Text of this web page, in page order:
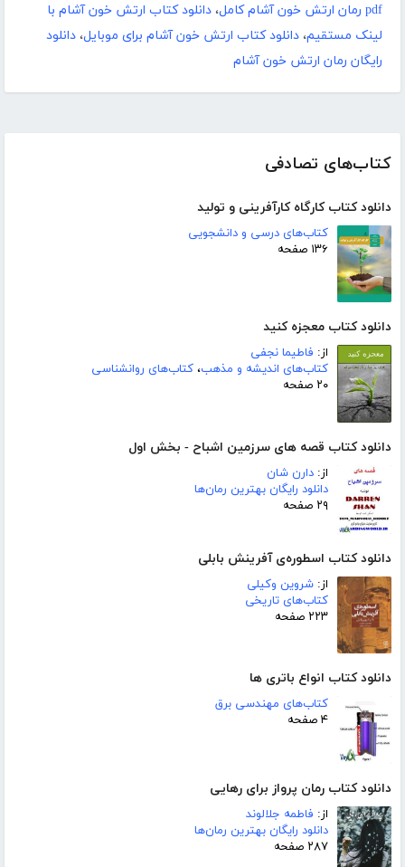
کتاب‌های تصادفی
دانلود کتاب کارگاه کارآفرینی و تولید
کتاب‌های درسی و دانشجویی
۱۳۶ صفحه
دانلود کتاب معجزه کنید
از: فاطیما نجفی
کتاب‌های اندیشه و مذهب، کتاب‌های روانشناسی
۲۰ صفحه
دانلود کتاب قصه های سرزمین اشباح - بخش اول
از: دارن شان
دانلود رایگان بهترین رمان‌ها
۲۹ صفحه
دانلود کتاب اسطوره‌ی آفرینش بابلی
از: شروین وکیلی
کتاب‌های تاریخی
۲۲۳ صفحه
دانلود کتاب انواع باتری ها
کتاب‌های مهندسی برق
۴ صفحه
دانلود کتاب رمان پرواز برای رهایی
از: فاطمه جلالوند
دانلود رایگان بهترین رمان‌ها
۲۸۷ صفحه
pdf رمان ارتش خون آشام کامل
، دانلود کتاب ارتش خون آشام با
لینک مستقیم، دانلود کتاب ارتش خون آشام برای موبایل، دانلود
رایگان رمان ارتش خون آشام